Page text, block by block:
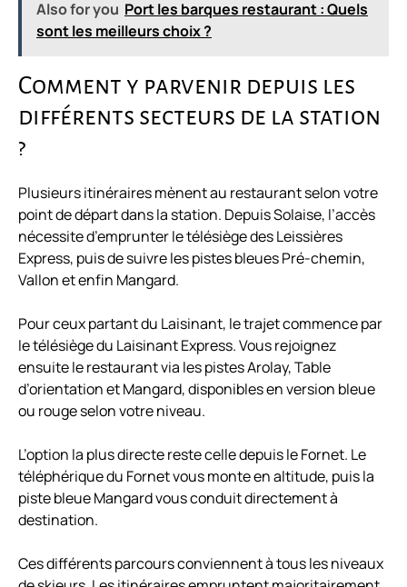
Also for you Port les barques restaurant : Quels
sont les meilleurs choix ?
Comment y parvenir depuis les
différents secteurs de la station
?
Plusieurs itinéraires mènent au restaurant selon votre
point de départ dans la station. Depuis Solaise, l’accès
nécessite d’emprunter le télésiège des Leissières
Express, puis de suivre les pistes bleues Pré-chemin,
Vallon et enfin Mangard.
Pour ceux partant du Laisinant, le trajet commence par
le télésiège du Laisinant Express. Vous rejoignez
ensuite le restaurant via les pistes Arolay, Table
d’orientation et Mangard, disponibles en version bleue
ou rouge selon votre niveau.
L’option la plus directe reste celle depuis le Fornet. Le
téléphérique du Fornet vous monte en altitude, puis la
piste bleue Mangard vous conduit directement à
destination.
Ces différents parcours conviennent à tous les niveaux